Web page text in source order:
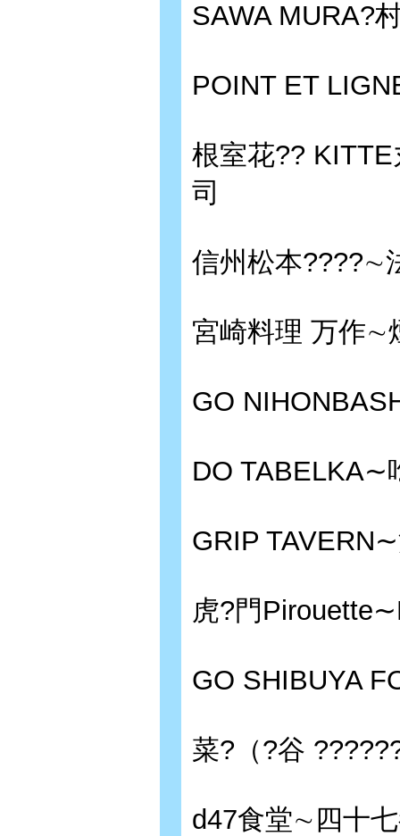
SAWA MURA?
POINT ET
根室花??
司
信州松本????∼
宮崎料理 万作∼
GO
DO TABELKA∼
GRIP
虎?門
GO SHIBUYA
菜?（?谷
d47食堂∼四十